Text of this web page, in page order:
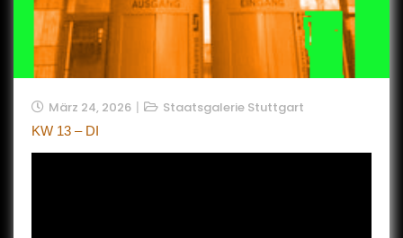
März 24, 2026 Staatsgalerie Stuttgart
KW 13 – DI